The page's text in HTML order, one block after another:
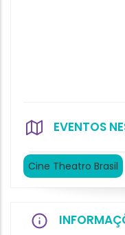
EVENTOS
Cine Theatro Brasil